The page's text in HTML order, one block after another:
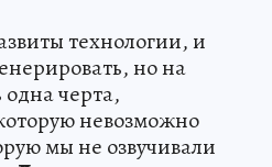
технологии, и
но на
одна черта,
невозможно
мы не озвучивали